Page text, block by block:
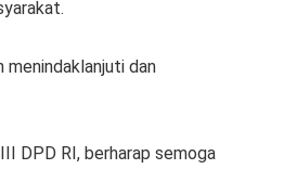
menindaklanjuti dan
DPD RI, berharap semoga